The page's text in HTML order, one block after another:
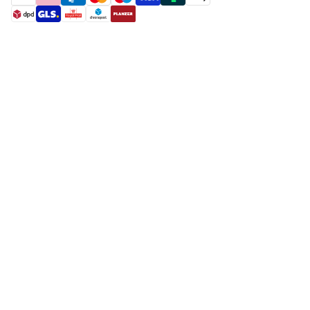
payment methods
shipment methods